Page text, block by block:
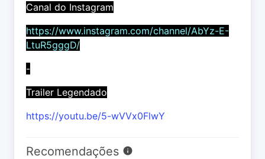
Canal do Instagram
https://www.instagram.com/channel/AbYz-E-
LtuR5gggD/
-
Trailer Legendado
https://youtu.be/5-wVVx0FlwY
Recomendações